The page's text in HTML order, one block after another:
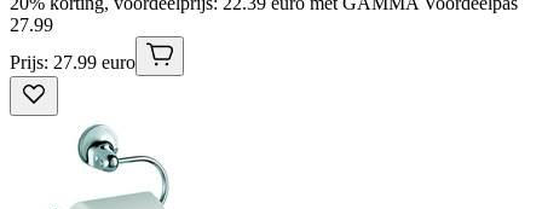
27.99
Prijs: 27.99 euro